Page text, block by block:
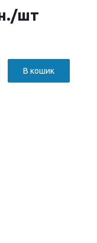
/шт
В кошик